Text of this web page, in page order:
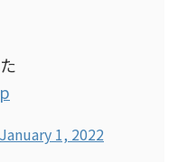
January 1, 2022